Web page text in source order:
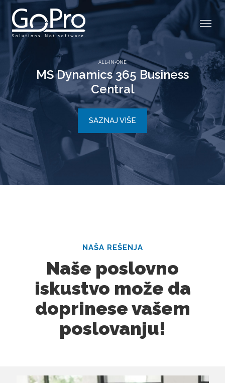
DOCUMENT MENAGEMENT
GoPro
Document Central
SAZNAJ VIŠE
NAŠA REŠENJA
Naše poslovno
iskustvo može da
doprinese vašem
poslovanju!